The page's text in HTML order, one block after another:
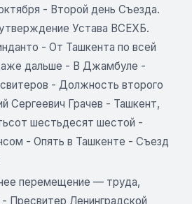
- Второй день Съезда.
Устава ВСЕХБ.
- От Ташкента по всей
дальше - В Джамбуле -
- Должность второго
Сергеевич Грачев - Ташкент,
шестьдесят шестой -
- Опять в Ташкенте - Съезд
перемещение — труда,
- Пресвитер Ленинградской